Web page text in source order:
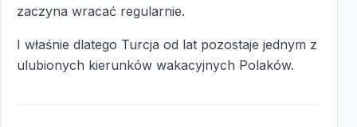
zaczyna wracać regularnie.
I właśnie dlatego Turcja od lat pozostaje jednym z
ulubionych kierunków wakacyjnych Polaków.